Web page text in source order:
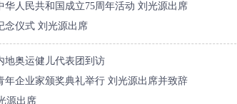
华人民共和国成立75周年活动 刘光源出席
念仪式 刘光源出席
地奥运健儿代表团到访
年企业家颁奖典礼举行 刘光源出席并致辞
源出席